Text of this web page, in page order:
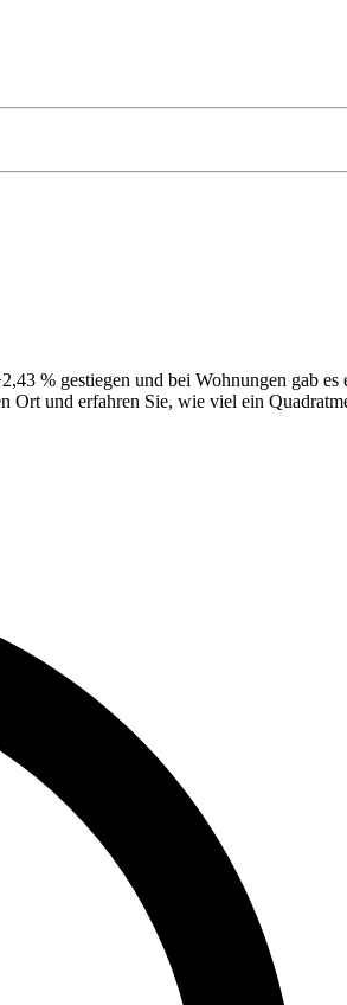
% gestiegen und bei Wohnungen gab
und erfahren Sie, wie viel ein